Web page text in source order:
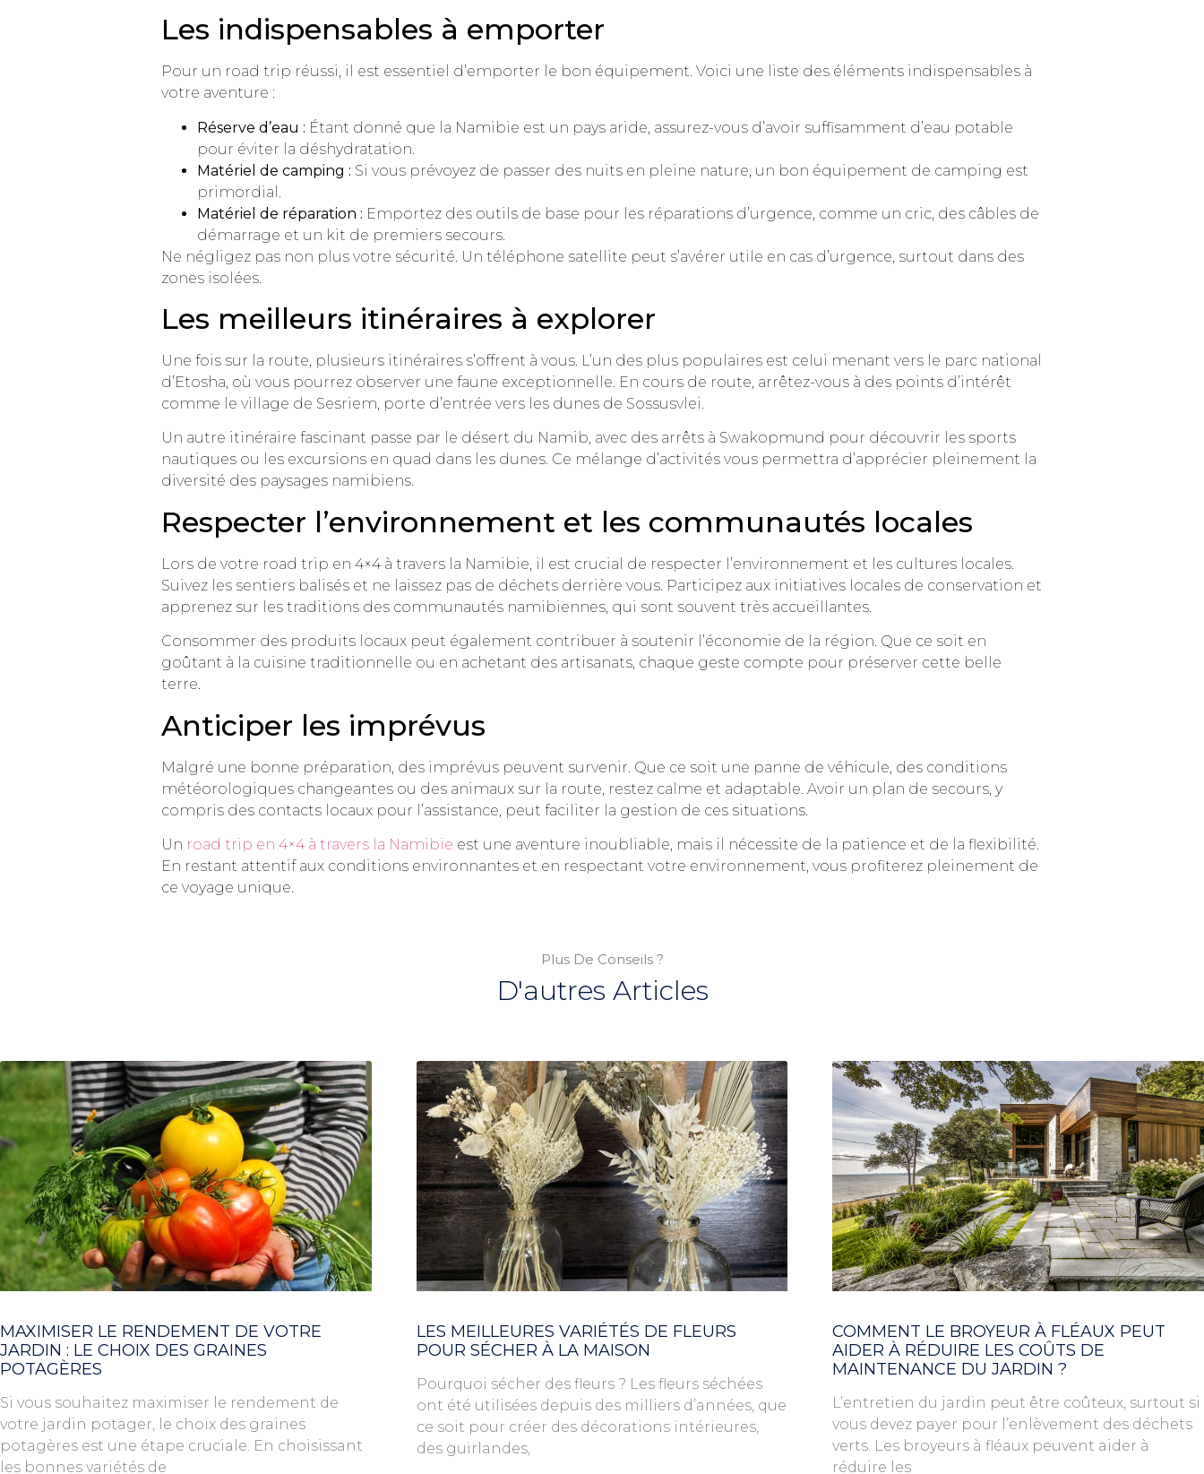
Les indispensables à emporter
Pour un road trip réussi, il est essentiel d’emporter le bon équipement. Voici une liste des éléments indispensables à
votre aventure :
Réserve d’eau : Étant donné que la Namibie est un pays aride, assurez-vous d’avoir suffisamment d’eau potable
pour éviter la déshydratation.
Matériel de camping : Si vous prévoyez de passer des nuits en pleine nature, un bon équipement de camping est
primordial.
Matériel de réparation : Emportez des outils de base pour les réparations d’urgence, comme un cric, des câbles de
démarrage et un kit de premiers secours.
Ne négligez pas non plus votre sécurité. Un téléphone satellite peut s’avérer utile en cas d’urgence, surtout dans des
zones isolées.
Les meilleurs itinéraires à explorer
Une fois sur la route, plusieurs itinéraires s’offrent à vous. L’un des plus populaires est celui menant vers le parc national
d’Etosha, où vous pourrez observer une faune exceptionnelle. En cours de route, arrêtez-vous à des points d’intérêt
comme le village de Sesriem, porte d’entrée vers les dunes de Sossusvlei.
Un autre itinéraire fascinant passe par le désert du Namib, avec des arrêts à Swakopmund pour découvrir les sports
nautiques ou les excursions en quad dans les dunes. Ce mélange d’activités vous permettra d’apprécier pleinement la
diversité des paysages namibiens.
Respecter l’environnement et les communautés locales
Lors de votre road trip en 4×4 à travers la Namibie, il est crucial de respecter l’environnement et les cultures locales.
Suivez les sentiers balisés et ne laissez pas de déchets derrière vous. Participez aux initiatives locales de conservation et
apprenez sur les traditions des communautés namibiennes, qui sont souvent très accueillantes.
Consommer des produits locaux peut également contribuer à soutenir l’économie de la région. Que ce soit en
goûtant à la cuisine traditionnelle ou en achetant des artisanats, chaque geste compte pour préserver cette belle
terre.
Anticiper les imprévus
Malgré une bonne préparation, des imprévus peuvent survenir. Que ce soit une panne de véhicule, des conditions
météorologiques changeantes ou des animaux sur la route, restez calme et adaptable. Avoir un plan de secours, y
compris des contacts locaux pour l’assistance, peut faciliter la gestion de ces situations.
Un road trip en 4×4 à travers la Namibie est une aventure inoubliable, mais il nécessite de la patience et de la flexibilité.
En restant attentif aux conditions environnantes et en respectant votre environnement, vous profiterez pleinement de
ce voyage unique.
Plus De Conseils ?
D'autres Articles
MAXIMISER LE RENDEMENT DE VOTRE
JARDIN : LE CHOIX DES GRAINES
POTAGÈRES
Si vous souhaitez maximiser le rendement de
votre jardin potager, le choix des graines
potagères est une étape cruciale. En choisissant
les bonnes variétés de
LES MEILLEURES VARIÉTÉS DE FLEURS
POUR SÉCHER À LA MAISON
Pourquoi sécher des fleurs ? Les fleurs séchées
ont été utilisées depuis des milliers d’années, que
ce soit pour créer des décorations intérieures,
des guirlandes,
COMMENT LE BROYEUR À FLÉAUX PEUT
AIDER À RÉDUIRE LES COÛTS DE
MAINTENANCE DU JARDIN ?
L’entretien du jardin peut être coûteux, surtout si
vous devez payer pour l’enlèvement des déchets
verts. Les broyeurs à fléaux peuvent aider à
réduire les